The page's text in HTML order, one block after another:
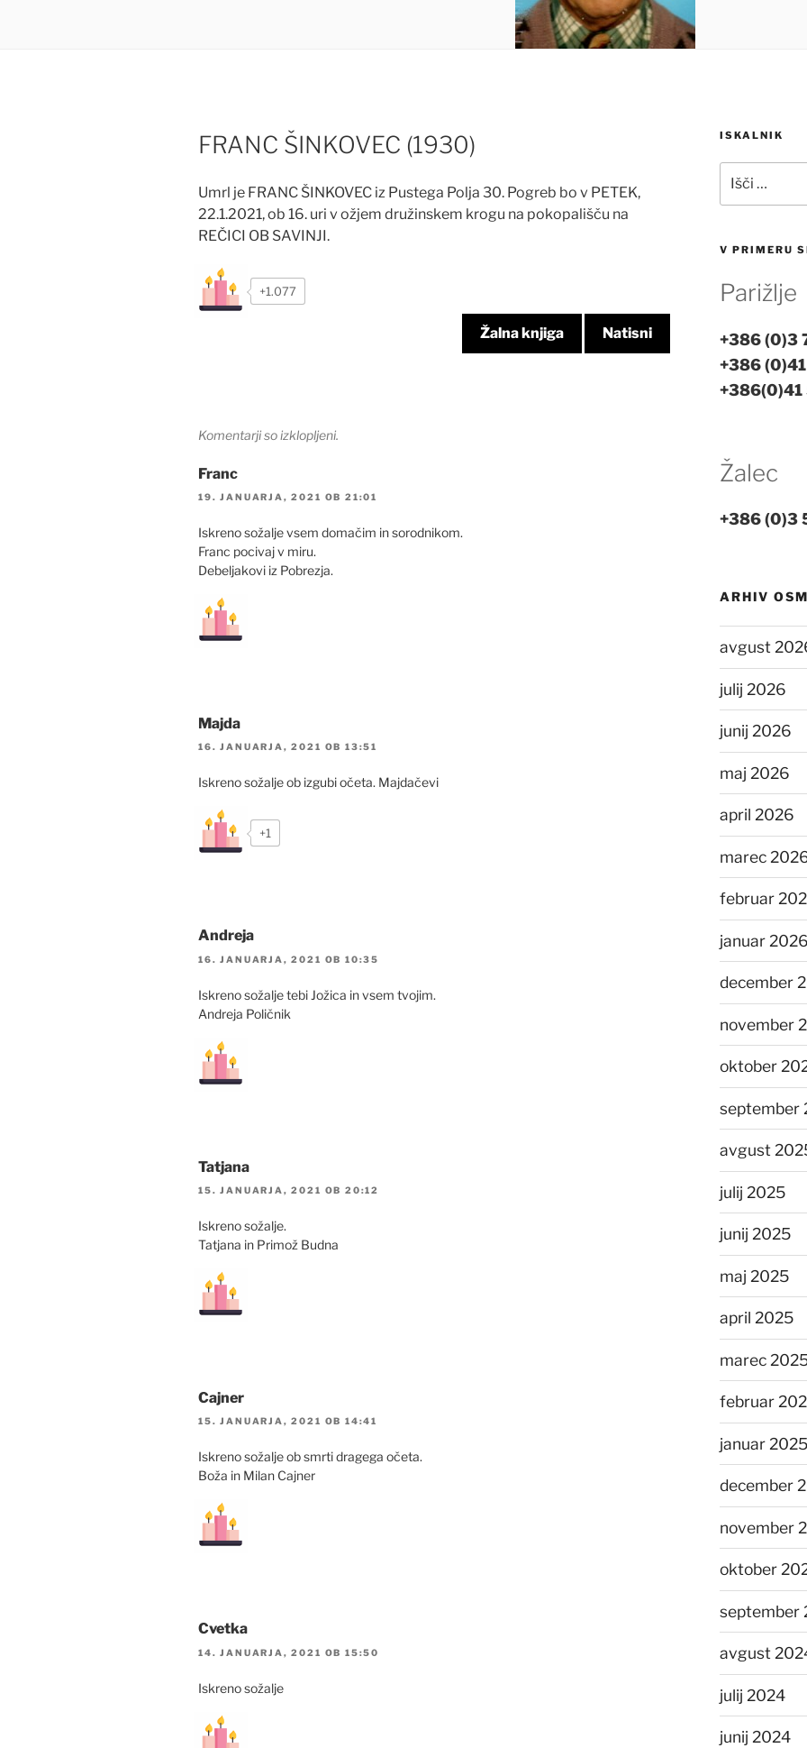
FRANC ŠINKOVEC (1930)
Umrl je FRANC ŠINKOVEC iz Pustega Polja 30. Pogreb bo v PETEK,
22.1.2021, ob 16. uri v ožjem družinskem krogu na pokopališču na
REČICI OB SAVINJI.
+1.077
Žalna knjiga Natisni
Franc
19. JANUARJA, 2021 OB 21:01
Iskreno sožalje vsem domačim in sorodnikom.
Franc pocivaj v miru.
Debeljakovi iz Pobrezja.
Majda
16. JANUARJA, 2021 OB 13:51
Iskreno sožalje ob izgubi očeta. Majdačevi
+1
Andreja
16. JANUARJA, 2021 OB 10:35
Iskreno sožalje tebi Jožica in vsem tvojim.
Andreja Poličnik
Tatjana
15. JANUARJA, 2021 OB 20:12
Iskreno sožalje.
Tatjana in Primož Budna
Cajner
15. JANUARJA, 2021 OB 14:41
Iskreno sožalje ob smrti dragega očeta.
Boža in Milan Cajner
Cvetka
14. JANUARJA, 2021 OB 15:50
Iskreno sožalje
Komentarji so izklopljeni.
ISKALNIK
V PRIMERU
Parižlje
+386 (0)3
+386
Žalec
+386 (0)3
ARHIV
avgust
julij 2026
junij 2026
maj 2026
april 2026
marec
februar
januar 2026
december
november
oktober
september
avgust
julij 2025
junij 2025
maj 2025
april 2025
marec
februar
januar 2025
december
november
oktober
september
avgust
julij 2024
junij 2024